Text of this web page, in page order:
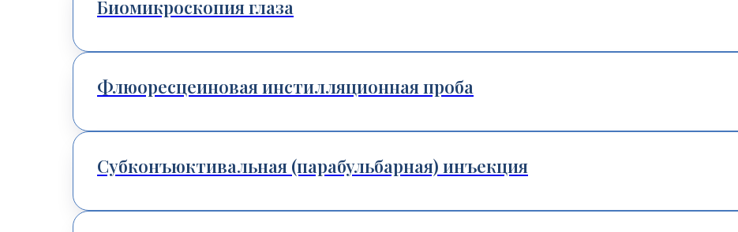
Биомикроскопия глаза
Флюоресцеиновая инстилляционная проба
Субконъюктивальная (парабульбарная) инъекция